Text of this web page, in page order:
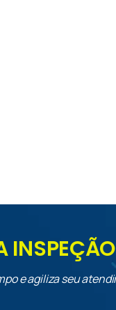
e agiliza seu